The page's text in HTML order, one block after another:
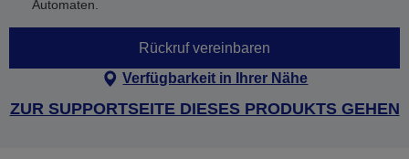
Automaten.
Rückruf vereinbaren
Verfügbarkeit in Ihrer Nähe
ZUR SUPPORTSEITE DIESES PRODUKTS GEHEN